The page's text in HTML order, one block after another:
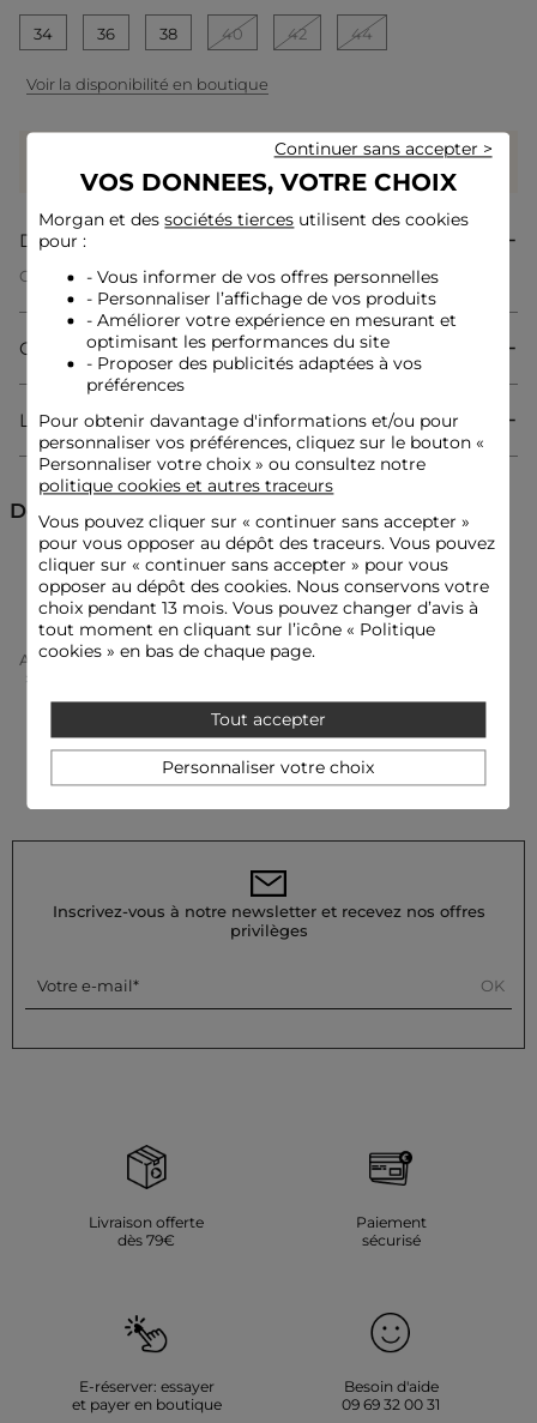
34 36 38 40 42 44
Voir la disponibilité en boutique
55 coeurs grâce à ce produit
Connectez-vous ou inscrivez-vous
Description
Cette jupe short sublime la silhouette avec une élégance
naturelle. Sa taille haute structure harmonieusement et
allonge visuellement les jambes pour un effet des plus
féminins. Les boutons délicatement placés apportent une
touche chic et sophistiquée, parfait pour un style décontracté
mais raffiné.
Short
Boutons
Taille haute
Idées look
Le short taille haute avec ses boutons se porte idéalement
avec un t-shirt imprimé et des sandales plates pour une allure
chic décontractée.
Ce short s'associe à une blouse fluide et des bottines
élégantes, complété par un sac structuré pour sublimer votre
style moderne.
Conseil entretien
Lavez votre short à 30°C en cycle délicat pour préserver les
déconseillée. N'utilisez pas de sèche-linge, cela pourrait
Référence : 32536311061600979 262-SHERLOK
Couleur :Shorts femme noir
Composition & Entretien
Livraison & Retour
Découvrez aussi
Shorts Shorts
Accueil Vêtements Femme
Shorts Femme
Inscrivez-vous à notre newsletter et recevez nos offres
privilèges
Votre e-mail OK
Livraison offerte
dès 79€
Paiement
sécurisé
E-réserver: essayer
et payer en boutique
Besoin d'aide
09 69 32 00 31
VOS DONNEES, VOTRE CHOIX
Morgan et dessociétés tierces utilisent des cookies
pour :
- Vous informer de vos offres personnelles
- Personnaliser l’affichage de vos produits
- Améliorer votre expérience en mesurant et
optimisant les performances du site
- Proposer des publicités adaptées à vos
préférences
Pour obtenir davantage d'informations et/ou pour
personnaliser vos préférences, cliquez sur le bouton «
Personnaliser votre choix » ou consultez notre
politique cookies et autres traceurs
Vous pouvez cliquer sur « continuer sans accepter»
pour vous opposer au dépôt des traceurs. Vous pouvez
cliquer sur « continuer sans accepter » pour vous
opposer au dépôt des cookies. Nous conservons votre
choix pendant 13 mois. Vous pouvez changer d’avis à
tout moment en cliquant sur l’icône « Politique
cookies » en bas de chaque page.
Tout accepter
Continuer sans accepter >
Personnaliser votre choix